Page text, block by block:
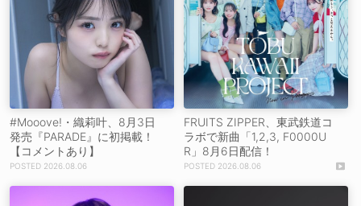
#Mooove!・織莉叶、8月3日
発売『PARADE』に初掲載！
【コメントあり】
2026.08.06
FRUITS ZIPPER、東武鉄道コ
ラボで新曲「1,2,3, F0000U
R」8月6日配信！
2026.08.06